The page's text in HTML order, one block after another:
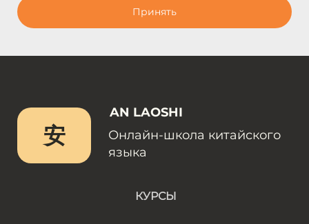
Принять
安
AN LAOSHI
Онлайн-школа китайского
языка
КУРСЫ